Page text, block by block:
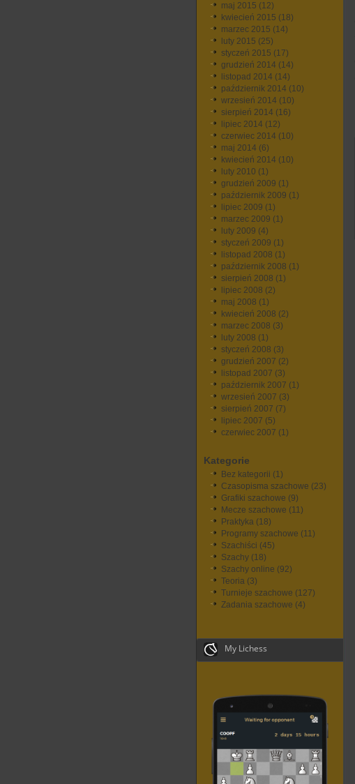
maj 2015 (12)
kwiecień 2015 (18)
marzec 2015 (14)
luty 2015 (25)
styczeń 2015 (17)
grudzień 2014 (14)
listopad 2014 (14)
październik 2014 (10)
wrzesień 2014 (10)
sierpień 2014 (16)
lipiec 2014 (12)
czerwiec 2014 (10)
maj 2014 (6)
kwiecień 2014 (10)
luty 2010 (1)
grudzień 2009 (1)
październik 2009 (1)
lipiec 2009 (1)
marzec 2009 (1)
luty 2009 (4)
styczeń 2009 (1)
listopad 2008 (1)
październik 2008 (1)
sierpień 2008 (1)
lipiec 2008 (2)
maj 2008 (1)
kwiecień 2008 (2)
marzec 2008 (3)
luty 2008 (1)
styczeń 2008 (3)
grudzień 2007 (2)
listopad 2007 (3)
październik 2007 (1)
wrzesień 2007 (3)
sierpień 2007 (7)
lipiec 2007 (5)
czerwiec 2007 (1)
Kategorie
Bez kategorii (1)
Czasopisma szachowe (23)
Grafiki szachowe (9)
Mecze szachowe (11)
Praktyka (18)
Programy szachowe (11)
Szachiści (45)
Szachy (18)
Szachy online (92)
Teoria (3)
Turnieje szachowe (127)
Zadania szachowe (4)
My Lichess